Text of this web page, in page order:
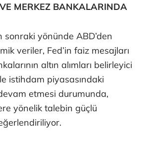
MERKEZ BANKALARINDA
sonraki yönünde ABD’den
veriler, Fed’in faiz mesajları
altın alımları belirleyici
istihdam piyasasındaki
etmesi durumunda,
yönelik talebin güçlü